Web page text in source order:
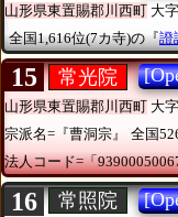
山形県東置賜郡川西町 大
全国1,616位(7カ寺)の『證
15 常光院
山形県東置賜郡川西町 大
宗派名=『曹洞宗』
全国
法人コード=「
16 常照院